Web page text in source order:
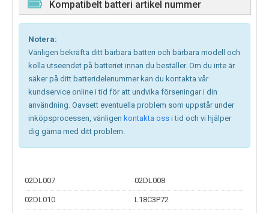
Kompatibelt batteri artikel nummer
Notera:
Vänligen bekräfta ditt bärbara batteri och bärbara modell och
kolla utseendet på batteriet innan du beställer. Om du inte är
säker på ditt batteridelenummer kan du kontakta vår
kundservice online i tid för att undvika förseningar i din
användning. Oavsett eventuella problem som uppstår under
inköpsprocessen, vänligen kontakta oss i tid och vi hjälper
dig gärna med ditt problem.
02DL007 02DL008
02DL010 L18C3P72